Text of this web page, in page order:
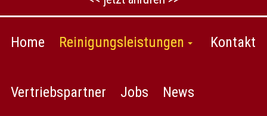
Home Reinigungsleistungen Kontakt
Vertriebspartner Jobs News